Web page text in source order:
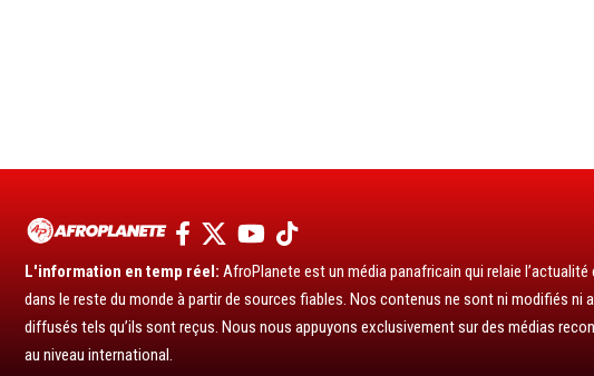
L'information en temp réel: AfroPlanete est un média panafricain qui relaie l’actualité
dans le reste du monde à partir de sources fiables. Nos contenus ne sont ni modifiés ni
diffusés tels qu’ils sont reçus. Nous nous appuyons exclusivement sur des médias
au niveau international.